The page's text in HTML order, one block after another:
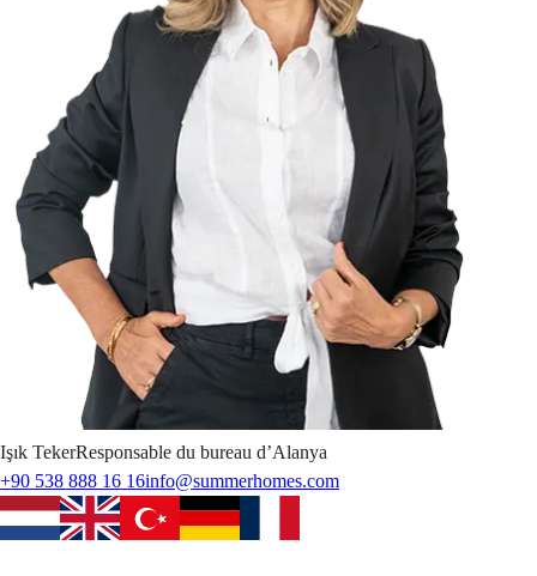
Işık TekerResponsable du bureau d’Alanya
+90 538 888 16 16info@summerhomes.com